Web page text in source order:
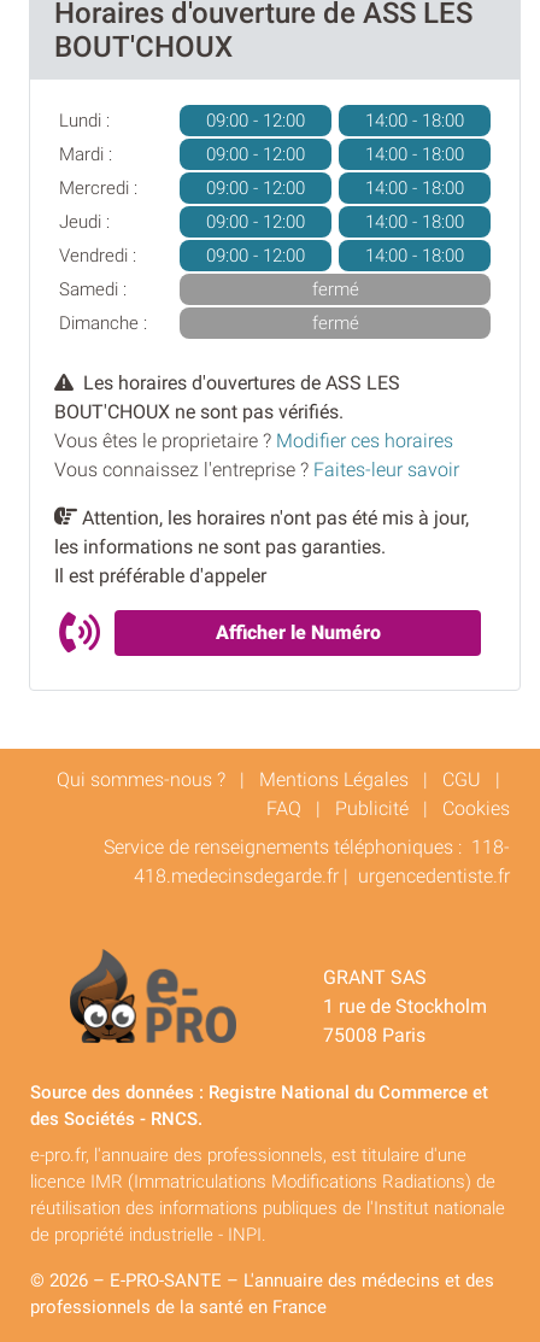
Horaires d'ouverture de ASS LES
BOUT'CHOUX
Lundi : 09:00 - 12:00
14:00 - 18:00
Mardi :
09:00 - 12:00
14:00 - 18:00
Mercredi :
09:00 - 12:00
14:00 - 18:00
Jeudi :
09:00 - 12:00
14:00 - 18:00
Vendredi :
09:00 - 12:00
14:00 - 18:00
Samedi :
fermé
Dimanche :
fermé
Les horaires d'ouvertures de ASS LES
BOUT'CHOUX ne sont pas vérifiés.
Vous êtes le proprietaire ? Modifier ces horaires
Vous connaissez l'entreprise ? Faites-leur savoir
Attention, les horaires n'ont pas été mis à jour,
les informations ne sont pas garanties.
Il est préférable d'appeler
Afficher le Numéro
Qui sommes-nous ? | Mentions Légales | CGU |
FAQ | Publicité | Cookies
Service de renseignements téléphoniques : 118-
418.medecinsdegarde.fr | urgencedentiste.fr
GRANT SAS
1 rue de Stockholm
75008 Paris
Source des données : Registre National du Commerce et
des Sociétés - RNCS.
e-pro.fr, l'annuaire des professionnels, est titulaire d'une
licence IMR (Immatriculations Modifications Radiations) de
réutilisation des informations publiques de l'Institut nationale
de propriété industrielle - INPI.
© 2026 – E-PRO-SANTE – L'annuaire des médecins et des
professionnels de la santé en France